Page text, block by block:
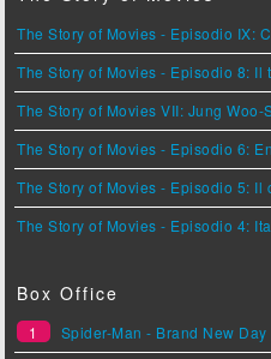
The Story of Movies - Episodio IX:
The Story of Movies - Episodio 8: Il
The Story of Movies VII: Jung
The Story of Movies - Episodio 6:
The Story of Movies - Episodio 5: Il
The Story of Movies - Episodio 4:
Box Office
1
Spider-Man - Brand New Day